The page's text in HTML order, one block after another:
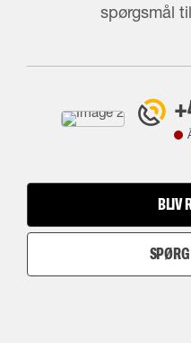
spørgsmål
BLIV
SPØRG